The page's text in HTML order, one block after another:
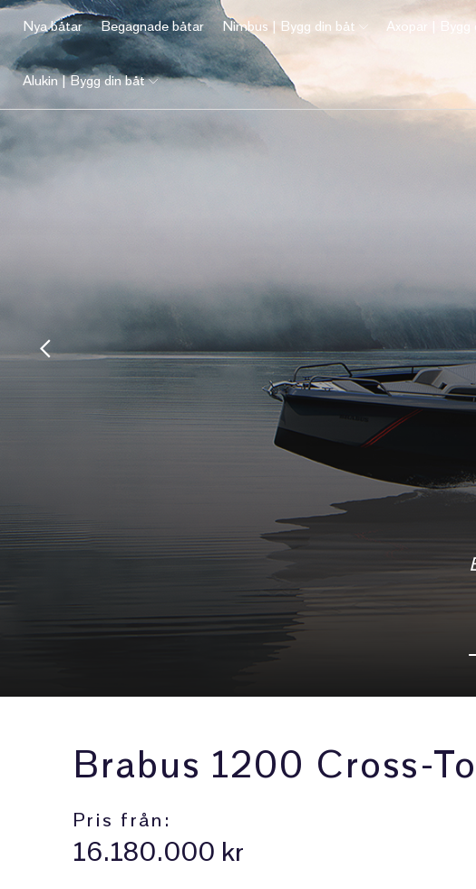
Nya båtar Begagnade båtar Nimbus | Bygg din båt Axopar | Bygg
Alukin | Bygg din båt
Brabus 1200 Cross-
Pris från:
16.180.000 kr